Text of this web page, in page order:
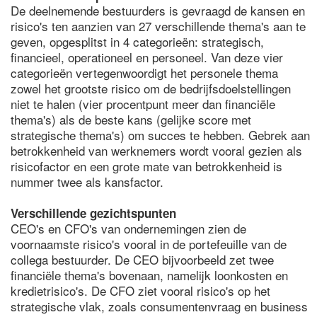
De deelnemende bestuurders is gevraagd de kansen en
risico's ten aanzien van 27 verschillende thema's aan te
geven, opgesplitst in 4 categorieën: strategisch,
financieel, operationeel en personeel. Van deze vier
categorieën vertegenwoordigt het personele thema
zowel het grootste risico om de bedrijfsdoelstellingen
niet te halen (vier procentpunt meer dan financiële
thema's) als de beste kans (gelijke score met
strategische thema's) om succes te hebben. Gebrek aan
betrokkenheid van werknemers wordt vooral gezien als
risicofactor en een grote mate van betrokkenheid is
nummer twee als kansfactor.
Verschillende gezichtspunten
CEO's en CFO's van ondernemingen zien de
voornaamste risico's vooral in de portefeuille van de
collega bestuurder. De CEO bijvoorbeeld zet twee
financiële thema's bovenaan, namelijk loonkosten en
kredietrisico's. De CFO ziet vooral risico's op het
strategische vlak, zoals consumentenvraag en business